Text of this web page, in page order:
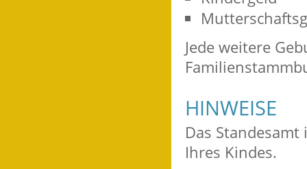
Jede weitere
HINWEISE
Das
Ihres Kindes.